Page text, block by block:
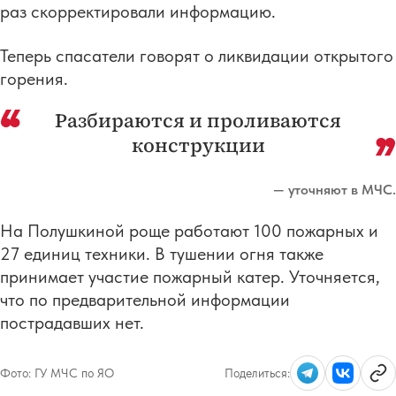
раз скорректировали информацию.
Теперь спасатели говорят о ликвидации открытого
горения.
Разбираются и проливаются
конструкции
— уточняют в МЧС.
На Полушкиной роще работают 100 пожарных и
27 единиц техники. В тушении огня также
принимает участие пожарный катер. Уточняется,
что по предварительной информации
пострадавших нет.
Фото: ГУ МЧС по ЯО Поделиться: